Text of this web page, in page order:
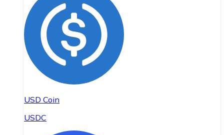
USD Coin
USDC